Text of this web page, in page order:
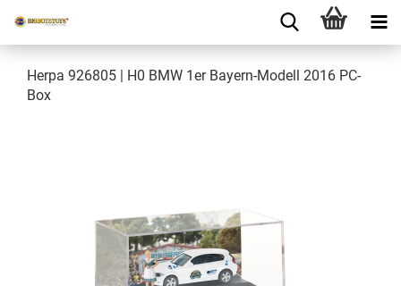
Herpa 926805 | H0 BMW 1er Bayern-Modell 2016 PC-
Box